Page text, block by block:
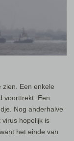
zien. Een enkele
voorttrekt. Een
Nog anderhalve
hopelijk is
het einde van